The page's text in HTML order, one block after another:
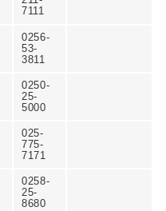
7111
0256-
53-
3811
0250-
25-
5000
025-
775-
7171
0258-
25-
8680